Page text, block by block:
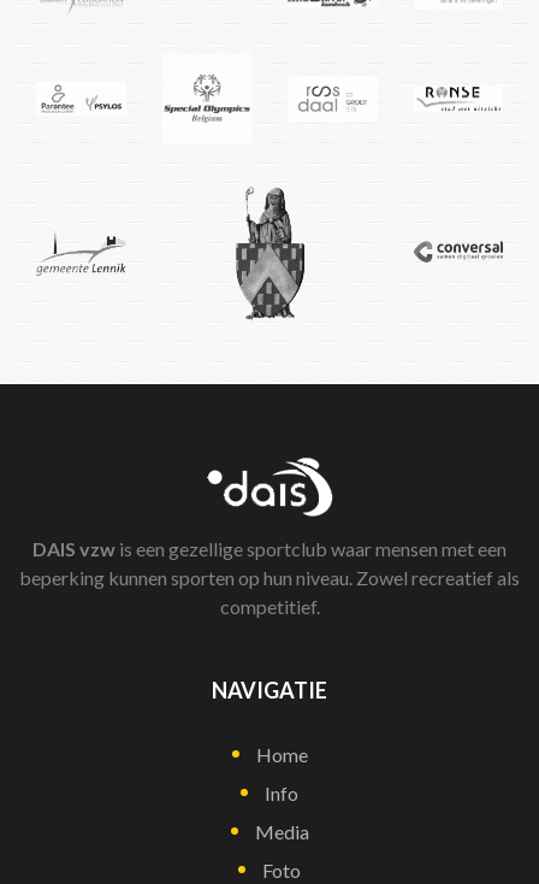
DAIS vzw is een gezellige sportclub waar mensen met een
beperking kunnen sporten op hun niveau. Zowel recreatief als
competitief.
NAVIGATIE
Home
Info
Media
Foto